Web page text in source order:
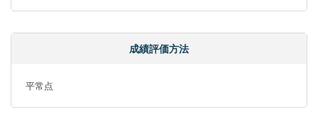
成績評価方法
平常点